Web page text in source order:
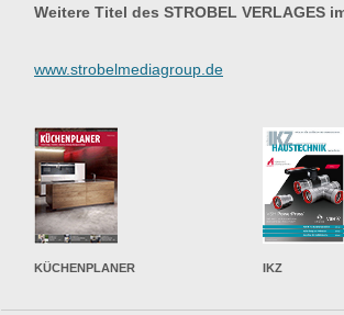
Weitere Titel des STROBEL VERLAGES
www.strobelmediagroup.de
KÜCHENPLANER IKZ